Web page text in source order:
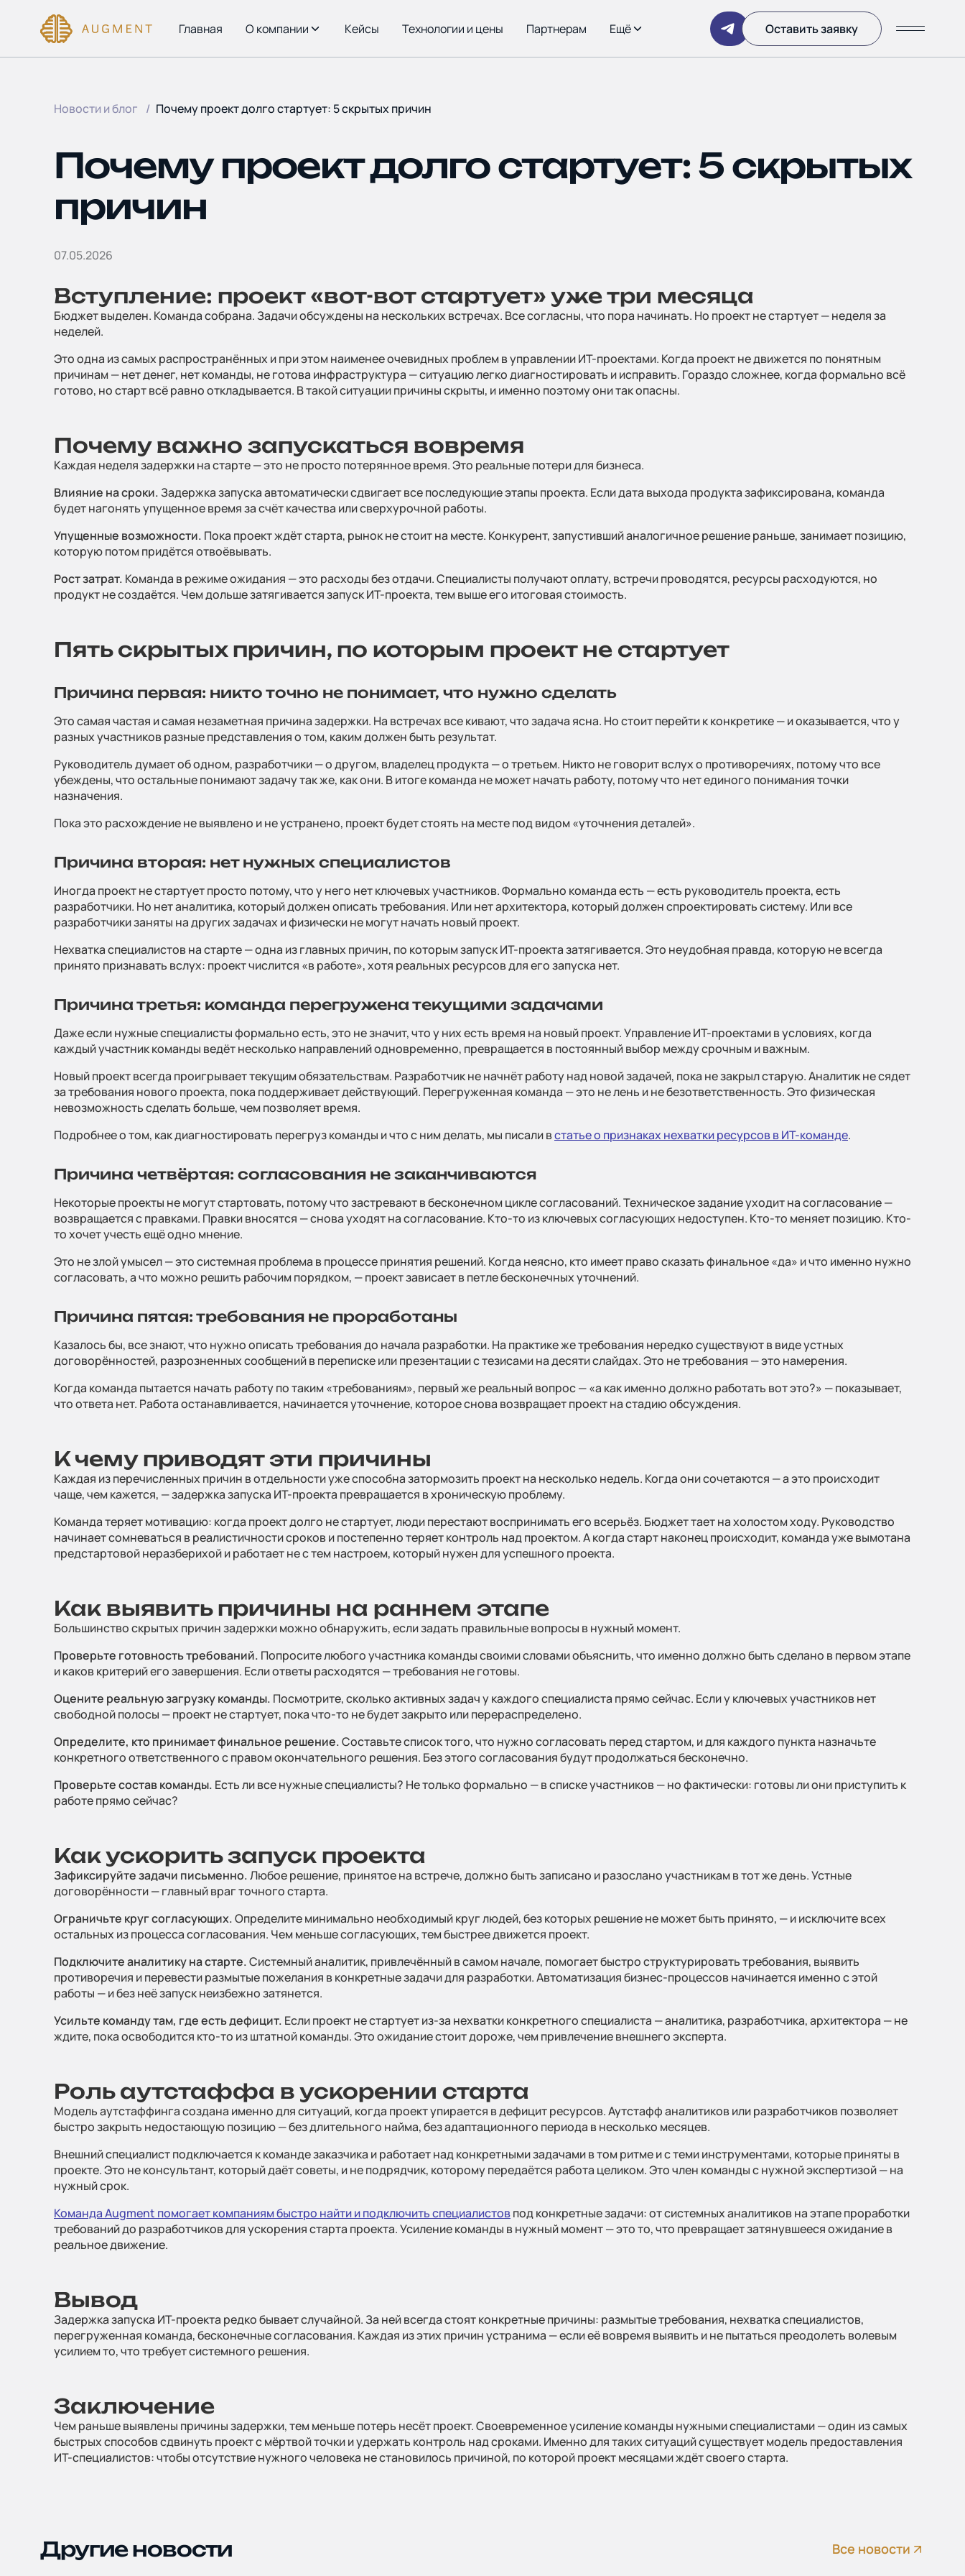
Главная О компании Кейсы Технологии и цены Партнерам Ещё Написать
Оставить заявку
О компании
Технологии и цены
Партнерам
Услуги
Отрасли
Блог и новости
Дополнительные
Политика
конфиденциальности
Новости и блог Почему проект долго стартует: 5 скрытых причин
Почему проект долго стартует: 5 скрытых
причин
07.05.2026
Вступление: проект «вот-вот стартует» уже три месяца
Бюджет выделен. Команда собрана. Задачи обсуждены на нескольких встречах. Все согласны, что пора начинать. Но проект не стартует — неделя за
неделей.
Это одна из самых распространённых и при этом наименее очевидных проблем в управлении ИТ-проектами. Когда проект не движется по понятным
причинам — нет денег, нет команды, не готова инфраструктура — ситуацию легко диагностировать и исправить. Гораздо сложнее, когда формально всё
готово, но старт всё равно откладывается. В такой ситуации причины скрыты, и именно поэтому они так опасны.
Почему важно запускаться вовремя
Каждая неделя задержки на старте — это не просто потерянное время. Это реальные потери для бизнеса.
Влияние на сроки.Задержка запуска автоматически сдвигает все последующие этапы проекта. Если дата выхода продукта зафиксирована, команда
будет нагонять упущенное время за счёт качества или сверхурочной работы.
Упущенные возможности. Пока проект ждёт старта, рынок не стоит на месте. Конкурент, запустивший аналогичное решение раньше, занимает позицию,
которую потом придётся отвоёвывать.
Рост затрат. Команда в режиме ожидания — это расходы без отдачи. Специалисты получают оплату, встречи проводятся, ресурсы расходуются, но
продукт не создаётся. Чем дольше затягивается запуск ИТ-проекта, тем выше его итоговая стоимость.
Пять скрытых причин, по которым проект не стартует
Причина первая: никто точно не понимает, что нужно сделать
Это самая частая и самая незаметная причина задержки. На встречах все кивают, что задача ясна. Но стоит перейти к конкретике — и оказывается, что у
разных участников разные представления о том, каким должен быть результат.
Руководитель думает об одном, разработчики — о другом, владелец продукта — о третьем. Никто не говорит вслух о противоречиях, потому что все
убеждены, что остальные понимают задачу так же, как они. В итоге команда не может начать работу, потому что нет единого понимания точки
назначения.
Пока это расхождение не выявлено и не устранено, проект будет стоять на месте под видом «уточнения деталей».
Причина вторая: нет нужных специалистов
Иногда проект не стартует просто потому, что у него нет ключевых участников. Формально команда есть — есть руководитель проекта, есть
разработчики. Но нет аналитика, который должен описать требования. Или нет архитектора, который должен спроектировать систему. Или все
разработчики заняты на других задачах и физически не могут начать новый проект.
Нехватка специалистов на старте — одна из главных причин, по которым запуск ИТ-проекта затягивается. Это неудобная правда, которую не всегда
принято признавать вслух: проект числится «в работе», хотя реальных ресурсов для его запуска нет.
Причина третья: команда перегружена текущими задачами
Даже если нужные специалисты формально есть, это не значит, что у них есть время на новый проект. Управление ИТ-проектами в условиях, когда
каждый участник команды ведёт несколько направлений одновременно, превращается в постоянный выбор между срочным и важным.
Новый проект всегда проигрывает текущим обязательствам. Разработчик не начнёт работу над новой задачей, пока не закрыл старую. Аналитик не сядет
за требования нового проекта, пока поддерживает действующий. Перегруженная команда — это не лень и не безответственность. Это физическая
невозможность сделать больше, чем позволяет время.
Подробнее о том, как диагностировать перегруз команды и что с ним делать, мы писали встатье о признаках нехватки ресурсов в ИТ-команде.
Причина четвёртая: согласования не заканчиваются
Некоторые проекты не могут стартовать, потому что застревают в бесконечном цикле согласований. Техническое задание уходит на согласование —
возвращается с правками. Правки вносятся — снова уходят на согласование. Кто-то из ключевых согласующих недоступен. Кто-то меняет позицию. Кто-
то хочет учесть ещё одно мнение.
Это не злой умысел — это системная проблема в процессе принятия решений. Когда неясно, кто имеет право сказать финальное «да» и что именно нужно
согласовать, а что можно решить рабочим порядком, — проект зависает в петле бесконечных уточнений.
Причина пятая: требования не проработаны
Казалось бы, все знают, что нужно описать требования до начала разработки. На практике же требования нередко существуют в виде устных
договорённостей, разрозненных сообщений в переписке или презентации с тезисами на десяти слайдах. Это не требования — это намерения.
Когда команда пытается начать работу по таким «требованиям», первый же реальный вопрос — «а как именно должно работать вот это?» — показывает,
что ответа нет. Работа останавливается, начинается уточнение, которое снова возвращает проект на стадию обсуждения.
К чему приводят эти причины
Каждая из перечисленных причин в отдельности уже способна затормозить проект на несколько недель. Когда они сочетаются — а это происходит
чаще, чем кажется, — задержка запуска ИТ-проекта превращается в хроническую проблему.
Команда теряет мотивацию: когда проект долго не стартует, люди перестают воспринимать его всерьёз. Бюджет тает на холостом ходу. Руководство
начинает сомневаться в реалистичности сроков и постепенно теряет контроль над проектом. А когда старт наконец происходит, команда уже вымотана
предстартовой неразберихой и работает не с тем настроем, который нужен для успешного проекта.
Как выявить причины на раннем этапе
Большинство скрытых причин задержки можно обнаружить, если задать правильные вопросы в нужный момент.
Проверьте готовность требований. Попросите любого участника команды своими словами объяснить, что именно должно быть сделано в первом этапе
и каков критерий его завершения. Если ответы расходятся — требования не готовы.
Оцените реальную загрузку команды. Посмотрите, сколько активных задач у каждого специалиста прямо сейчас. Если у ключевых участников нет
свободной полосы — проект не стартует, пока что-то не будет закрыто или перераспределено.
Определите, кто принимает финальное решение.Составьте список того, что нужно согласовать перед стартом, и для каждого пункта назначьте
конкретного ответственного с правом окончательного решения. Без этого согласования будут продолжаться бесконечно.
Проверьте состав команды. Есть ли все нужные специалисты? Не только формально — в списке участников — но фактически: готовы ли они приступить к
работе прямо сейчас?
Как ускорить запуск проекта
Зафиксируйте задачи письменно.Любое решение, принятое на встрече, должно быть записано и разослано участникам в тот же день. Устные
договорённости — главный враг точного старта.
Ограничьте круг согласующих.Определите минимально необходимый круг людей, без которых решение не может быть принято, — и исключите всех
остальных из процесса согласования. Чем меньше согласующих, тем быстрее движется проект.
Подключите аналитику на старте.Системный аналитик, привлечённый в самом начале, помогает быстро структурировать требования, выявить
противоречия и перевести размытые пожелания в конкретные задачи для разработки. Автоматизация бизнес-процессов начинается именно с этой
работы — и без неё запуск неизбежно затянется.
Усильте команду там, где есть дефицит. Если проект не стартует из-за нехватки конкретного специалиста — аналитика, разработчика, архитектора — не
ждите, пока освободится кто-то из штатной команды. Это ожидание стоит дороже, чем привлечение внешнего эксперта.
Роль аутстаффа в ускорении старта
Модель аутстаффинга создана именно для ситуаций, когда проект упирается в дефицит ресурсов. Аутстафф аналитиков или разработчиков позволяет
быстро закрыть недостающую позицию — без длительного найма, без адаптационного периода в несколько месяцев.
Внешний специалист подключается к команде заказчика и работает над конкретными задачами в том ритме и с теми инструментами, которые приняты в
проекте. Это не консультант, который даёт советы, и не подрядчик, которому передаётся работа целиком. Это член команды с нужной экспертизой — на
нужный срок.
Команда Augment помогает компаниям быстро найти и подключить специалистовпод конкретные задачи: от системных аналитиков на этапе проработки
требований до разработчиков для ускорения старта проекта. Усиление команды в нужный момент — это то, что превращает затянувшееся ожидание в
реальное движение.
Вывод
Задержка запуска ИТ-проекта редко бывает случайной. За ней всегда стоят конкретные причины: размытые требования, нехватка специалистов,
перегруженная команда, бесконечные согласования. Каждая из этих причин устранима — если её вовремя выявить и не пытаться преодолеть волевым
усилием то, что требует системного решения.
Заключение
Чем раньше выявлены причины задержки, тем меньше потерь несёт проект. Своевременное усиление команды нужными специалистами — один из самых
быстрых способов сдвинуть проект с мёртвой точки и удержать контроль над сроками. Именно для таких ситуаций существует модель предоставления
ИТ-специалистов: чтобы отсутствие нужного человека не становилось причиной, по которой проект месяцами ждёт своего старта.
Другие новости Все новости
Оставьте заявку
Ваше имя* Компания
Телефон* или E-mail*
Telegram
WhatsApp E-mail Позвонить
Напишите, какие специалисты, в каком количестве и как срочно нужны на ваш
проект
Прикрепить файл
Нажимая на кнопку, вы даете своесогласие на обработку